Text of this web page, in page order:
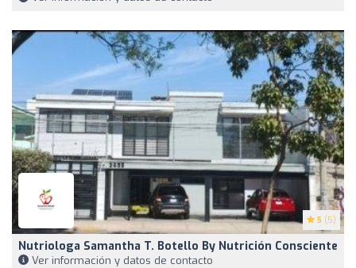
5 (5)
Nutriologa Samantha T. Botello By Nutrición Consciente
Ver información y datos de contacto